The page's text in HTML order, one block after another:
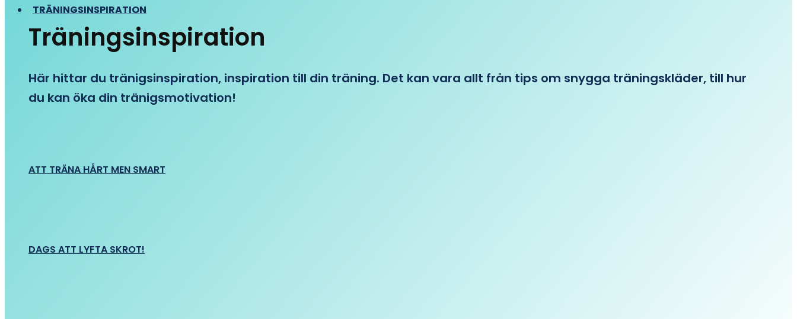
TRÄNINGSINSPIRATION
Träningsinspiration
Här hittar du tränigsinspiration, inspiration till din träning. Det kan vara allt från tips om snygga träningskläder, till hur
du kan öka din tränigsmotivation!
ATT TRÄNA HÅRT MEN SMART
DAGS ATT LYFTA SKROT!